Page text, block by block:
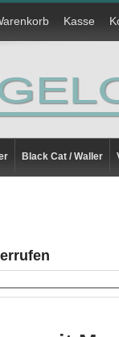
Kasse
Black Cat / Waller